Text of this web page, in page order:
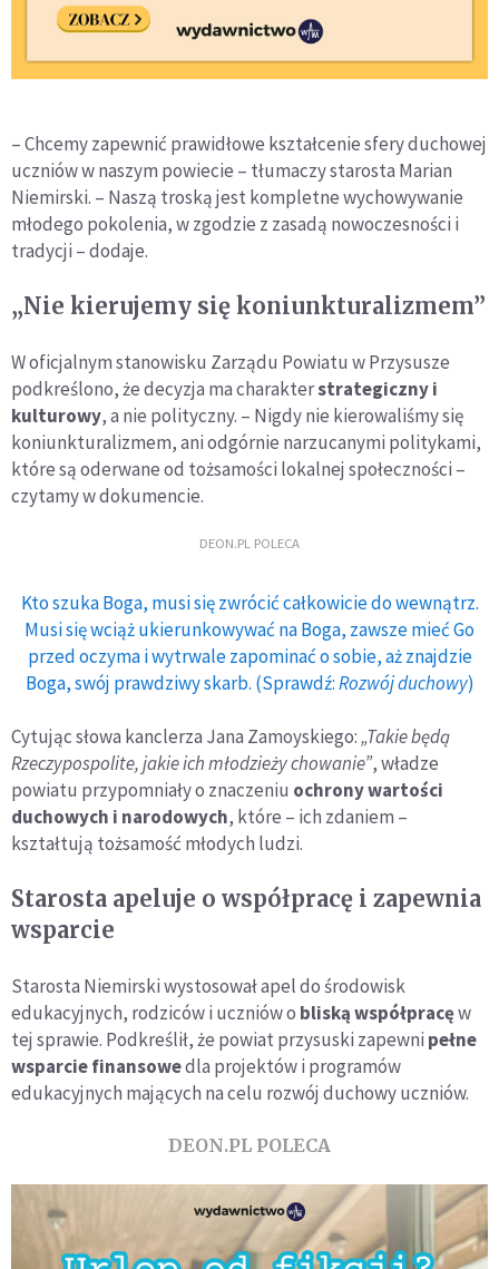
– Chcemy zapewnić prawidłowe kształcenie sfery duchowej
uczniów w naszym powiecie – tłumaczy starosta Marian
Niemirski. – Naszą troską jest kompletne wychowywanie
młodego pokolenia, w zgodzie z zasadą nowoczesności i
tradycji – dodaje.
„Nie kierujemy się koniunkturalizmem”
W oficjalnym stanowisku Zarządu Powiatu w Przysusze
podkreślono, że decyzja ma charakterstrategiczny i
kulturowy, a nie polityczny. – Nigdy nie kierowaliśmy się
koniunkturalizmem, ani odgórnie narzucanymi politykami,
które są oderwane od tożsamości lokalnej społeczności –
czytamy w dokumencie.
DEON.PL POLECA
Kto szuka Boga, musi się zwrócić całkowicie do wewnątrz.
Musi się wciąż ukierunkowywać na Boga, zawsze mieć Go
przed oczyma i wytrwale zapominać o sobie, aż znajdzie
Boga, swój prawdziwy skarb. (Sprawdź:Rozwój duchowy)
Cytując słowa kanclerza Jana Zamoyskiego:„Takie będą
Rzeczypospolite, jakie ich młodzieży chowanie”, władze
powiatu przypomniały o znaczeniu ochrony wartości
duchowych i narodowych, które – ich zdaniem –
kształtują tożsamość młodych ludzi.
Starosta apeluje o współpracę i zapewnia
wsparcie
Starosta Niemirski wystosował apel do środowisk
edukacyjnych, rodziców i uczniów o bliską współpracęw
tej sprawie. Podkreślił, że powiat przysuski zapewni pełne
wsparcie finansowedla projektów i programów
edukacyjnych mających na celu rozwój duchowy uczniów.
DEON.PL POLECA